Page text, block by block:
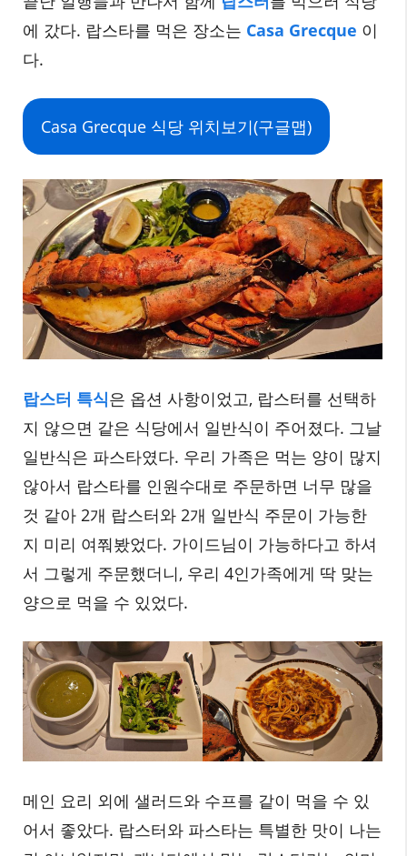
에 갔다. 랍스타를 먹은 장소는 Casa Grecque 이
다.
Casa Grecque 식당 위치보기(구글맵)
랍스터 특식은 옵션 사항이었고, 랍스터를 선택하
지 않으면 같은 식당에서 일반식이 주어졌다. 그날
일반식은 파스타였다. 우리 가족은 먹는 양이 많지
않아서 랍스타를 인원수대로 주문하면 너무 많을
것 같아 2개 랍스터와 2개 일반식 주문이 가능한
지 미리 여쭤봤었다. 가이드님이 가능하다고 하셔
서 그렇게 주문했더니, 우리 4인가족에게 딱 맞는
양으로 먹을 수 있었다.
메인 요리 외에 샐러드와 수프를 같이 먹을 수 있
어서 좋았다. 랍스터와 파스타는 특별한 맛이 나는